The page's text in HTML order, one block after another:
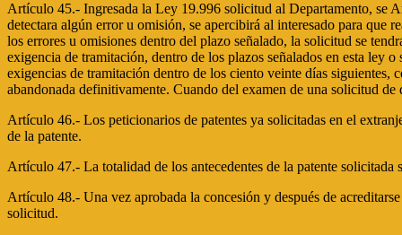
Artículo 45.- Ingresada la Ley 19.996 solicitud al Departamento, se
detectara algún error u omisión, se apercibirá al interesado para que
los errores u omisiones dentro del plazo señalado, la solicitud se
exigencia de tramitación, dentro de los plazos señalados en esta ley
exigencias de tramitación dentro de los ciento veinte días siguientes,
abandonada definitivamente. Cuando del examen de una solicitud
Artículo 46.- Los peticionarios de patentes ya solicitadas en el
de la patente.
Artículo 47.- La totalidad de los antecedentes de la patente
Artículo 48.- Una vez aprobada la concesión y después de
solicitud.